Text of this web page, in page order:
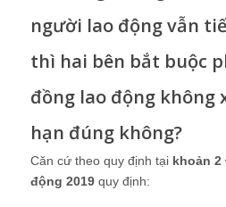
người lao động vẫn
thì hai bên bắt buộc
đồng lao động không
hạn đúng không?
Căn cứ theo quy định tại khoản 2
động 2019 quy định: